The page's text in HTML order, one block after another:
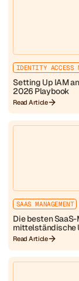
IDENTITY ACCESS
Setting Up IAM
2026 Playbook
Read Article
SAAS MANAGEMENT
Die besten
mittelständische
Read Article